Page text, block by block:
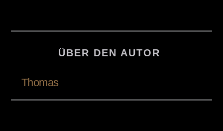
ÜBER DEN AUTOR
Thomas